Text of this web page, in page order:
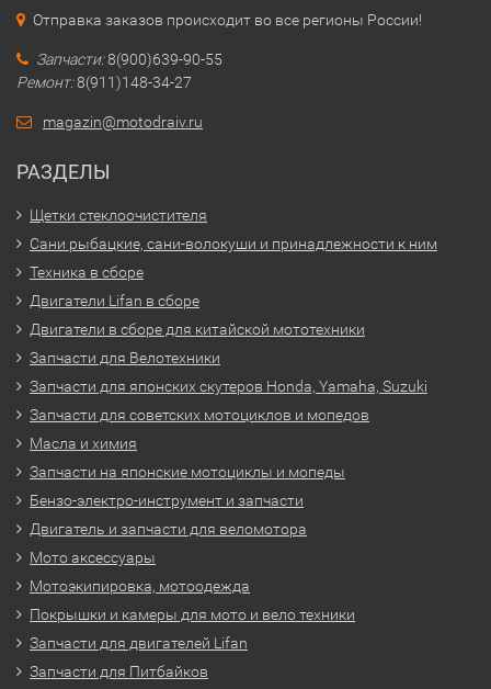
Отправка заказов происходит во все регионы России!
Запчасти:8(900)639-90-55
Ремонт:8(911)148-34-27
magazin@motodraiv.ru
РАЗДЕЛЫ
Щетки стеклоочистителя
Сани рыбацкие, сани-волокуши и принадлежности к ним
Техника в сборе
Двигатели Lifan в сборе
Двигатели в сборе для китайской мототехники
Запчасти для Велотехники
Запчасти для японских скутеров Honda, Yamaha, Suzuki
Запчасти для советских мотоциклов и мопедов
Масла и химия
Запчасти на японские мотоциклы и мопеды
Бензо-электро-инструмент и запчасти
Двигатель и запчасти для веломотора
Мото аксессуары
Мотоэкипировка, мотоодежда
Покрышки и камеры для мото и вело техники
Запчасти для двигателей Lifan
Запчасти для Питбайков